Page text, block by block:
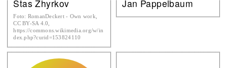
Stas Zhyrkov
Foto: RomanDeckert - Own work,
CC BY-SA 4.0,
https://commons.wikimedia.org/w/in
dex.php?curid=153824110
Jan Pappelbaum